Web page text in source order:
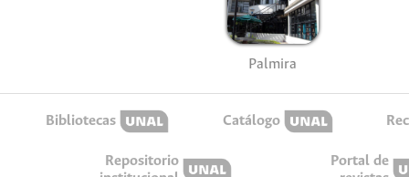
Palmira
Bibliotecas Catálogo
Repositorio
Portal de